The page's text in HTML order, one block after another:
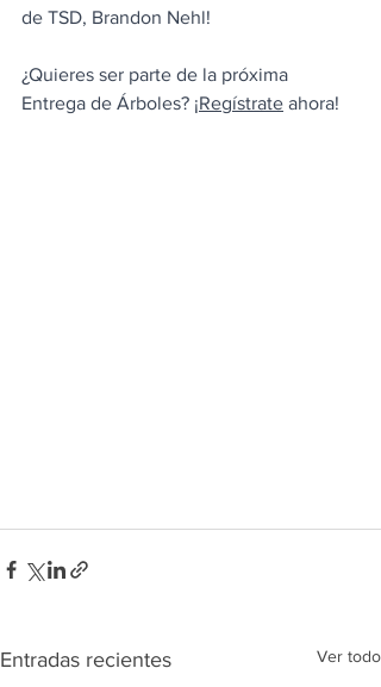
de TSD, Brandon Nehl!
¿Quieres ser parte de la próxima
Entrega de Árboles? ¡Regístrate ahora!
Entradas recientes Ver todo